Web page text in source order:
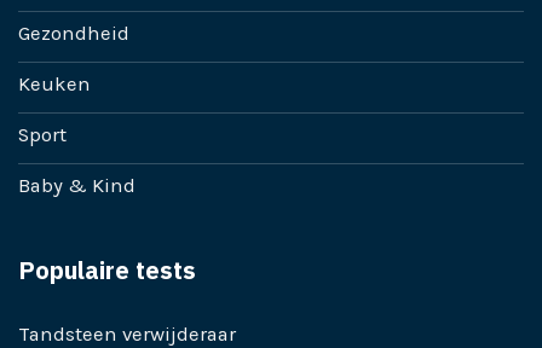
Gezondheid
Keuken
Sport
Baby & Kind
Populaire tests
Tandsteen verwijderaar